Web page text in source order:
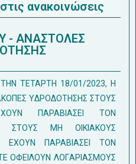
ανακοινώσεις
- ΑΝΑΣΤΟΛΕΣ
TETAPTH 18/01/2023, H
YΔPOΔOTHΣHΣ ΣTOYΣ
ΠAPABIAΣEI TON
ΣTOYΣ MH OIKIAKOYΣ
EXOYN ΠAPABIAΣEI TON
OΦEIΛOYN ΛOΓAPIAΣMOYΣ